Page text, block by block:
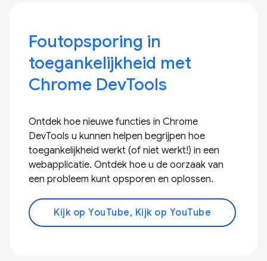
Foutopsporing in
toegankelijkheid met
Chrome DevTools
Ontdek hoe nieuwe functies in Chrome
DevTools u kunnen helpen begrijpen hoe
toegankelijkheid werkt (of niet werkt!) in een
webapplicatie. Ontdek hoe u de oorzaak van
een probleem kunt opsporen en oplossen.
Kijk op YouTube, Kijk op YouTube